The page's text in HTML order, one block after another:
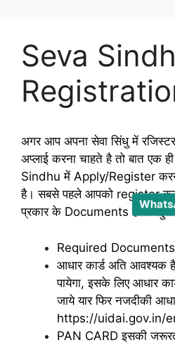
Seva
अगर आप अपना सेवा सिंधु में
अप्लाई करना चाहते है तो बात एक
Sindhu में Apply/Register
है। सबसे पहले आपको register
प्रकार के Documents होना
Required
आधार कार्ड अति आवश्यक है
पायेगा, इसके लिए आधार
जाये यार फिर नजदीकी
https://uidai.gov.in/
PAN CARD इसकी जरूरत